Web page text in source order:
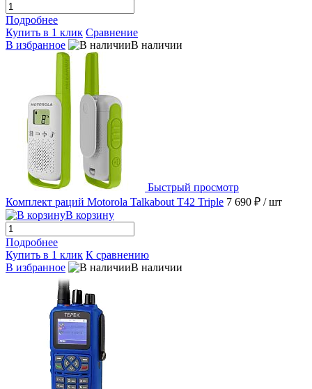
Подробнее
Купить в 1 клик Сравнение
В избранное
В наличии
Быстрый просмотр
Комплект раций Motorola Talkabout T42 Triple 7 690 ₽ / шт
В корзину
Подробнее
Купить в 1 клик К сравнению
В избранное
В наличии